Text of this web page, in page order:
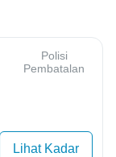
Polisi
Pembatalan
Lihat Kadar